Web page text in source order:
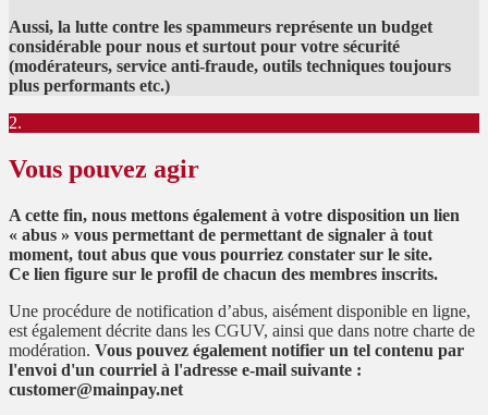
Aussi, la lutte contre les spammeurs représente un budget
considérable pour nous et surtout pour votre sécurité
(modérateurs, service anti-fraude, outils techniques toujours
plus performants etc.)
2.
Vous pouvez agir
A cette fin, nous mettons également à votre disposition un lien
« abus » vous permettant de permettant de signaler à tout
moment, tout abus que vous pourriez constater sur le site.
Ce lien figure sur le profil de chacun des membres inscrits.
Une procédure de notification d’abus, aisément disponible en ligne,
est également décrite dans les CGUV, ainsi que dans notre charte de
modération. Vous pouvez également notifier un tel contenu par
l'envoi d'un courriel à l'adresse e-mail suivante :
customer@mainpay.net